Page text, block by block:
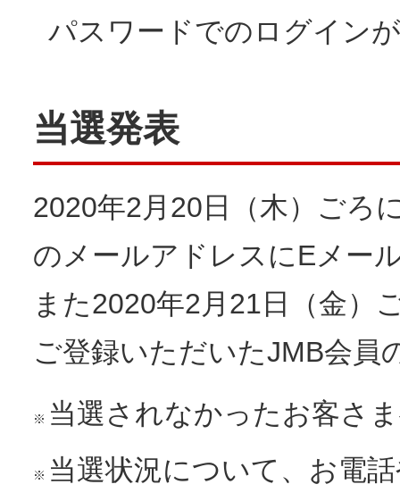
パスワードでのログイン
当選発表
2020年2月20日（木）ごろ
のメールアドレスにEメー
また2020年2月21日（金）
ご登録いただいたJMB会員
※ 当選されなかったお客さ
※ 当選状況について、お電